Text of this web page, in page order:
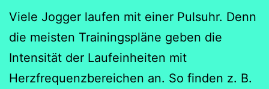
Viele Jogger laufen mit einer Pulsuhr. Denn
die meisten Trainingspläne geben die
Intensität der Laufeinheiten mit
Herzfrequenzbereichen an. So finden z. B.